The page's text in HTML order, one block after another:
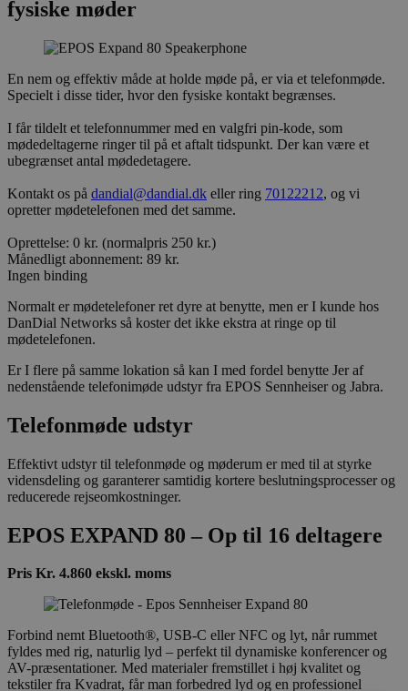
fysiske møder
En nem og effektiv måde at holde møde på, er via et telefonmøde.
Specielt i disse tider, hvor den fysiske kontakt begrænses.
I får tildelt et telefonnummer med en valgfri pin-kode, som
mødedeltagerne ringer til på et aftalt tidspunkt. Der kan være et
ubegrænset antal mødedetagere.
Kontakt os på dandial@dandial.dk eller ring 70122212, og vi
opretter mødetelefonen med det samme.
Oprettelse: 0 kr. (normalpris 250 kr.)
Månedligt abonnement: 89 kr.
Ingen binding
Normalt er mødetelefoner ret dyre at benytte, men er I kunde hos
DanDial Networks så koster det ikke ekstra at ringe op til
mødetelefonen.
Er I flere på samme lokation så kan I med fordel benytte Jer af
nedenstående telefonimøde udstyr fra EPOS Sennheiser og Jabra.
Telefonmøde udstyr
Effektivt udstyr til telefonmøde og møderum er med til at styrke
vidensdeling og garanterer samtidig kortere beslutningsprocesser og
reducerede rejseomkostninger.
EPOS EXPAND 80 – Op til 16 deltagere
Pris Kr. 4.860 ekskl. moms
Forbind nemt Bluetooth®, USB-C eller NFC og lyt, når rummet
fyldes med rig, naturlig lyd – perfekt til dynamiske konferencer og
AV-præsentationer. Med materialer fremstillet i høj kvalitet og
tekstiler fra Kvadrat, får man forbedred lyd og en professionel